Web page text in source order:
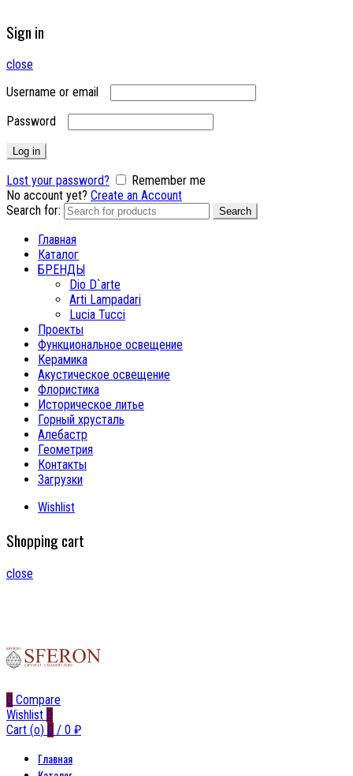
Sign in
close
Username or email
Password
Log in
Lost your password?
Remember me
No account yet? Create an Account
Search for:
Search
Главная
Каталог
БРЕНДЫ
Dio D`arte
Arti Lampadari
Lucia Tucci
Проекты
Функциональное освещение
Керамика
Акустическое освещение
Флористика
Историческое литье
Горный хрусталь
Алебастр
Геометрия
Контакты
Загрузки
Wishlist
Shopping cart
close
0 Compare
Wishlist 0
Cart (o) 0 / 0 ₽
Главная